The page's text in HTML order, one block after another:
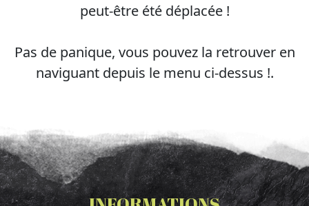
peut-être été déplacée !
Pas de panique, vous pouvez la retrouver en
naviguant depuis le menu ci-dessus !.